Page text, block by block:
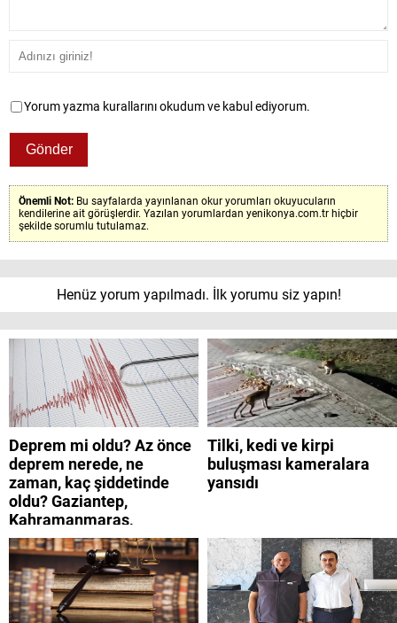
Yorum yazma kurallarını okudum ve kabul ediyorum.
Önemli Not: Bu sayfalarda yayınlanan okur yorumları okuyucuların
kendilerine ait görüşlerdir. Yazılan yorumlardan yenikonya.com.tr hiçbir
şekilde sorumlu tutulamaz.
Henüz yorum yapılmadı. İlk yorumu siz yapın!
Deprem mi oldu? Az önce
deprem nerede, ne
zaman, kaç şiddetinde
oldu? Gaziantep,
Kahramanmaraş,
Adıyaman, Şanlıurfa,
Suriye, Kilis, Hatay,
Osmaniye 9 Ağustos 2026
AFAD son depremler
listesi
Tilki, kedi ve kirpi
buluşması kameralara
yansıdı